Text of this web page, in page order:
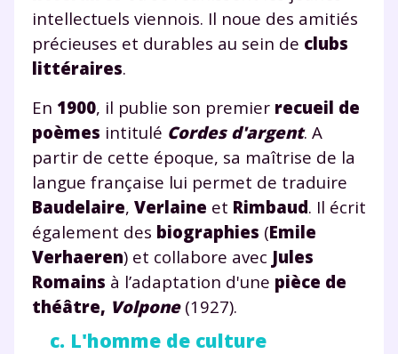
intellectuels viennois. Il noue des amitiés
précieuses et durables au sein de clubs
littéraires.
En 1900, il publie son premier recueil de
poèmes intitulé Cordes d'argent. A
partir de cette époque, sa maîtrise de la
langue française lui permet de traduire
Baudelaire, Verlaine et Rimbaud. Il écrit
également des biographies (Emile
Verhaeren) et collabore avec Jules
Romains à l’adaptation d'une pièce de
théâtre, Volpone(1927).
c. L'homme de culture